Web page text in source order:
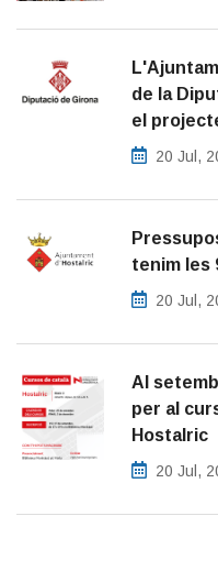
de la
el
20 Jul,
tenim les
20 Jul,
Al
per al
Hostalric
20 Jul,